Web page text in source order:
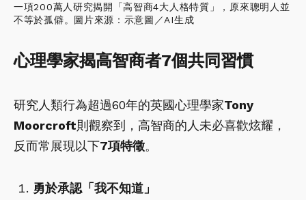
一項200萬人研究揭開「高智商4大人格特質」，原來聰明人並
不等於孤僻。圖片來源：示意圖／AI生成
心理學家揭高智商者7個共同習慣
研究人類行為超過60年的英國心理學家Tony
Moorcroft則觀察到，高智商的人未必喜歡炫耀，
反而常展現以下7項特徵。
勇於承認「我不知道」